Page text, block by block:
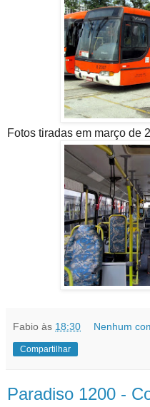
Fotos tiradas em março de
Fabio às 18:30 Nenhum
Compartilhar
Paradiso 1200 -